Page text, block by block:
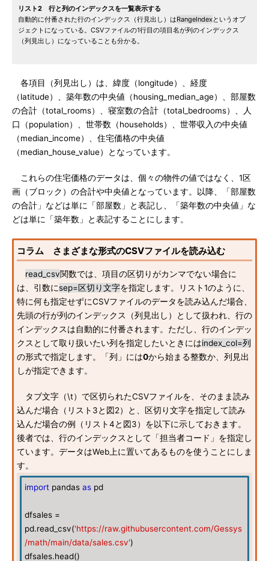
リスト2 行と列のインデックスを一覧表示する
自動的に付番された行のインデックス（行見出し）はRangeIndexというオブ
ジェクトになっている。CSVファイルの1行目の項目名が列のインデックス
（列見出し）になっていることも分かる。
各項目（列見出し）は、緯度（longitude）、経度
（latitude）、築年数の中央値（housing_median_age）、部屋数
の合計（total_rooms）、寝室数の合計（total_bedrooms）、人
口（population）、世帯数（households）、世帯収入の中央値
（median_income）、住宅価格の中央値
（median_house_value）となっています。
これらの住宅価格のデータは、個々の物件の値ではなく、1区
画（ブロック）の合計や中央値となっています。以降、「部屋数
の合計」などは単に「部屋数」と表記し、「築年数の中央値」な
どは単に「築年数」と表記することにします。
コラム さまざまな形式のCSVファイルを読み込む
read_csv関数では、項目の区切りがカンマでない場合に
は、引数にsep=区切り文字を指定します。リスト1のように、
特に何も指定せずにCSVファイルのデータを読み込んだ場合、
先頭の行が列のインデックス（列見出し）として扱われ、行の
インデックスは自動的に付番されます。ただし、行のインデッ
クスとして取り扱いたい列を指定したいときにはindex_col=列
の形式で指定します。「列」には0から始まる整数か、列見出
しが指定できます。
タブ文字（\t）で区切られたCSVファイルを、そのまま読み
込んだ場合（リスト3と図2）と、区切り文字を指定して読み
込んだ場合の例（リスト4と図3）を以下に示しておきます。
後者では、行のインデックスとして「担当者コード」を指定し
ています。データはWeb上に置いてあるものを使うことにしま
す。
import pandas as pd
dfsales =
pd.read_csv('https://raw.githubusercontent.com/Gessys
/math/main/data/sales.csv')
dfsales.head()